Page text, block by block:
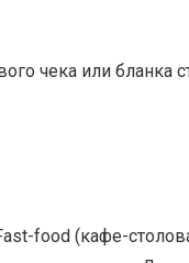
чека или бланка
food (кафе-